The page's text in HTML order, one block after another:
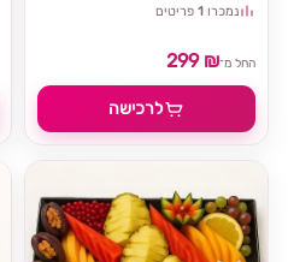
נמכרו 1 פריטים
החל מ־299 ₪
לרכישה